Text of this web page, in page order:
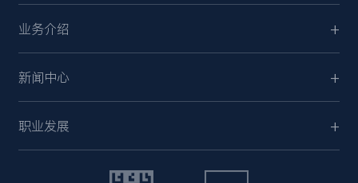
业务介绍
新闻中心
职业发展